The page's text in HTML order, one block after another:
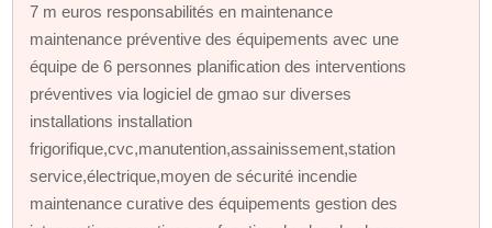
7 m euros responsabilités en maintenance
maintenance préventive des équipements avec une
équipe de 6 personnes planification des interventions
préventives via logiciel de gmao sur diverses
installations installation
frigorifique,cvc,manutention,assainissement,station
service,électrique,moyen de sécurité incendie
maintenance curative des équipements gestion des